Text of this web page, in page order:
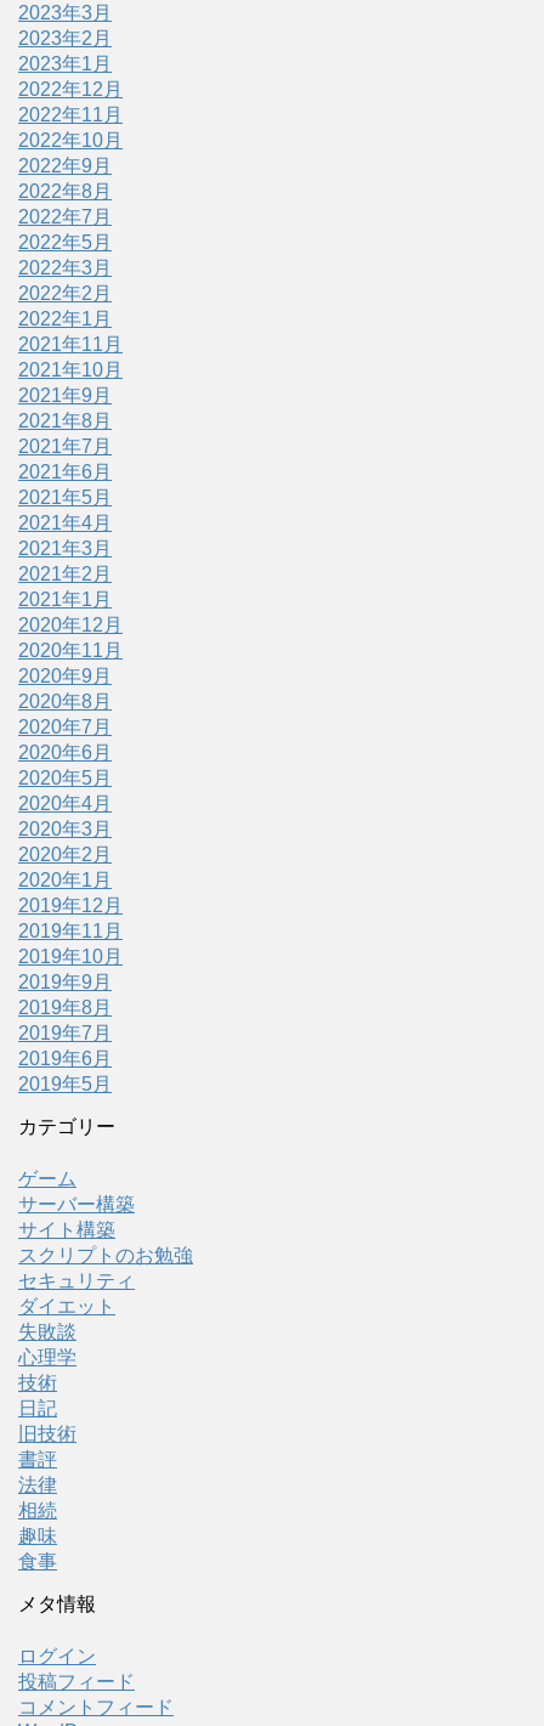
2023年3月
2023年2月
2023年1月
2022年12月
2022年11月
2022年10月
2022年9月
2022年8月
2022年7月
2022年5月
2022年3月
2022年2月
2022年1月
2021年11月
2021年10月
2021年9月
2021年8月
2021年7月
2021年6月
2021年5月
2021年4月
2021年3月
2021年2月
2021年1月
2020年12月
2020年11月
2020年9月
2020年8月
2020年7月
2020年6月
2020年5月
2020年4月
2020年3月
2020年2月
2020年1月
2019年12月
2019年11月
2019年10月
2019年9月
2019年8月
2019年7月
2019年6月
2019年5月
カテゴリー
ゲーム
サーバー構築
サイト構築
スクリプトのお勉強
セキュリティ
ダイエット
失敗談
心理学
技術
日記
旧技術
書評
法律
相続
趣味
食事
メタ情報
ログイン
投稿フィード
コメントフィード